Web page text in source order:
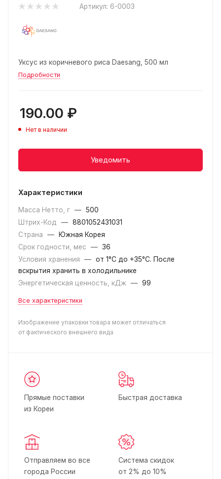
Артикул: 6-0003
Уксус из коричневого риса Daesang, 500 мл
Подробности
190.00 ₽
Нет в наличии
Уведомить
Характеристики
Масса Нетто, г — 500
Штрих-Код
— 8801052431031
Страна
—
Южная Корея
Срок годности, мес
— 36
Условия хранения
— от 1°С до +35°C. После
вскрытия хранить в холодильнике
Энергетическая ценность, кДж
— 99
Все характеристики
Изображение упаковки товара может отличаться
от фактического внешнего вида
Прямые поставки
из Кореи
Быстрая доставка
Отправляем во все
города России
Система скидок
от 2% до 10%